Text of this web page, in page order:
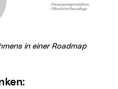
in einer Roadmap